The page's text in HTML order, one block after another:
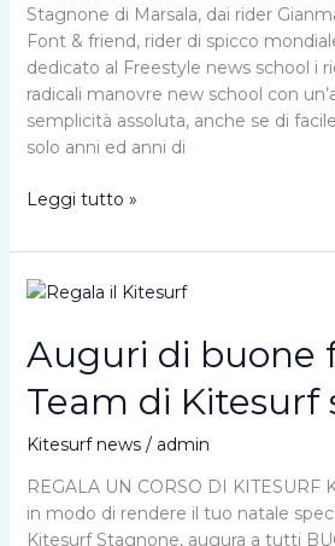
Stagnone di Marsala, dai rider
Font & friend, rider di spicco
dedicato al Freestyle news school i
radicali manovre new school con
semplicità assoluta, anche se di
solo anni ed anni di
La
Vita
–
Freestyle
Leggi tutto »
Auguri di buone
Team di Kitesurf
Kitesurf news/ admin
REGALA UN CORSO DI KITESURF
in modo di rendere il tuo natale
Kitesurf Stagnone, augura a tutti